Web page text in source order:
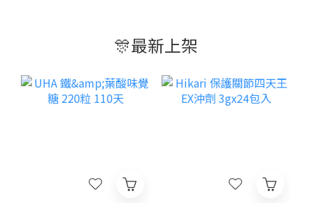
本身的代謝跟修復效率不夠，就算睡足八小時，醒來還是會覺得電
池沒充滿。所以在日本人的保健邏輯裡，「睡前補充」從來不是
睡眠期間慢慢發揮作用，陪著身體一起把疲勞修掉。日本媽媽手機
裡存著回購連結的：合利他命 Night Recover走進日本的藥妝店，
合利他命（アリナミン）這個牌子妳一定不陌生——但這次要說的不
復添加與睡眠相關的胺基酸「甘胺酸（Glycine）」，幫助改善淺
🎊最新上架